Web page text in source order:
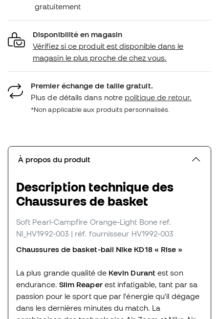
gratuitement
Disponibilité en magasin
Vérifiez si ce produit est disponible dans le
magasin le plus proche de chez vous.
Premier échange de taille gratuit.
Plus de détails dans notre politique de retour.
*Non applicable aux produits personnalisés.
À propos du produit
Description technique des
Chaussures de basket
Soft Pearl-Campfire Orange-Light Bone ref.
NI_HV1992-003 | réf. fournisseur HV1992-003
Chaussures de basket-ball Nike KD18 « Rise »
La plus grande qualité de Kevin Durant est son
endurance. Slim Reaper est infatigable, tant par sa
passion pour le sport que par l'énergie qu'il dégage
dans les dernières minutes du match. La